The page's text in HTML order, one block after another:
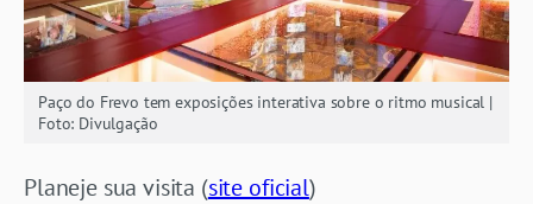
Paço do Frevo tem exposições interativa sobre o ritmo musical |
Foto: Divulgação
Planeje sua visita (site oficial)